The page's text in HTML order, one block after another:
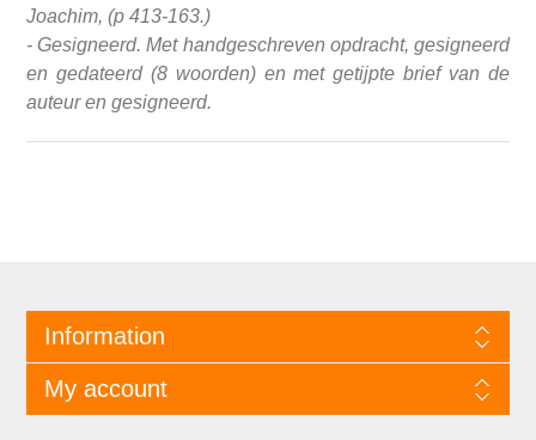
Joachim, (p 413-163.)
- Gesigneerd. Met handgeschreven opdracht, gesigneerd
en gedateerd (8 woorden) en met getijpte brief van de
auteur en gesigneerd.
Information
My account